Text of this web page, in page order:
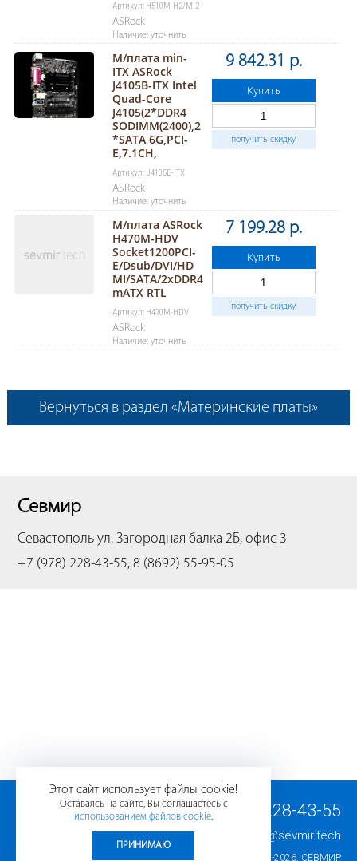
Артикул: H510M-H2/M.2
ASRock
Наличие: уточнить
М/плата min-
ITX ASRock
J4105B-ITX Intel
Quad-Core
J4105(2*DDR4
SODIMM(2400),2
*SATA 6G,PCI-
E,7.1CH,
Артикул: J4105B-ITX
ASRock
Наличие: уточнить
9 842.31 р.
Купить
получить скидку
М/плата ASRock
H470M-HDV
Socket1200PCI-
E/Dsub/DVI/HD
MI/SATA/2хDDR4
mATX RTL
Артикул: H470M-HDV
ASRock
Наличие: уточнить
7 199.28 р.
Купить
получить скидку
Вернуться в раздел «Материнские платы»
Севмир
Севастополь ул. Загородная балка 2Б, офис 3
+7 (978) 228-43-55, 8 (8692) 55-95-05
+7 (978) 228-43-55
info@sevmir.tech
© 2008-2026. СЕВМИР
Этот сайт использует файлы cookie!
Оставаясь на сайте, Вы соглашаетесь с
использованием файлов cookie.
ПРИНИМАЮ